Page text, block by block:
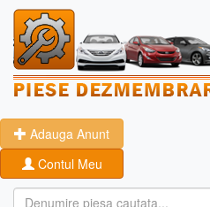
Adauga Anunt
Contul Meu